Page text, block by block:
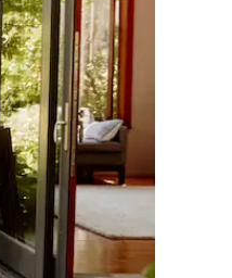
o bien tocando y